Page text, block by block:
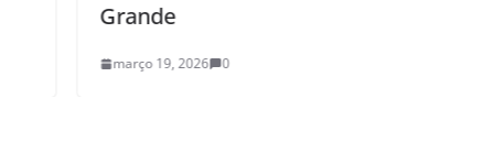
Grande
março 19, 2026 0